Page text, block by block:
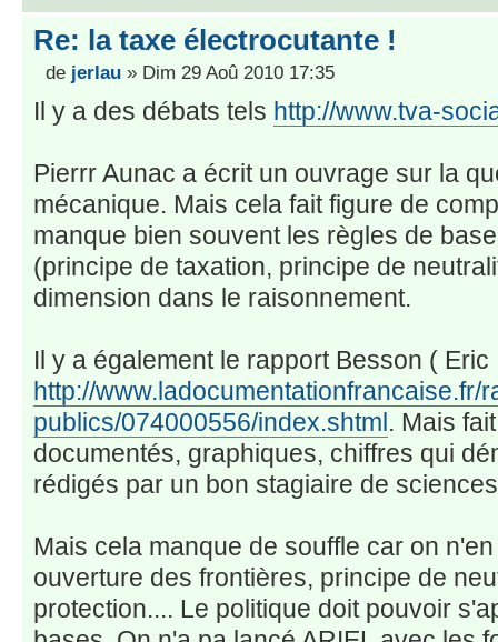
Re: la taxe électrocutante !
de jerlau » Dim 29 Aoû 2010 17:35
Il y a des débats tels http://www.tva-
Pierrr Aunac a écrit un ouvrage sur la
mécanique. Mais cela fait figure de
manque bien souvent les règles de
(principe de taxation, principe de
dimension dans le raisonnement.
Il y a également le rapport Besson (
http://www.ladocumentationfrancaise.fr/
publics/074000556/index.shtml . Mais
documentés, graphiques, chiffres qui
rédigés par un bon stagiaire de
Mais cela manque de souffle car on
ouverture des frontières, principe de
protection.... Le politique doit pouvoir